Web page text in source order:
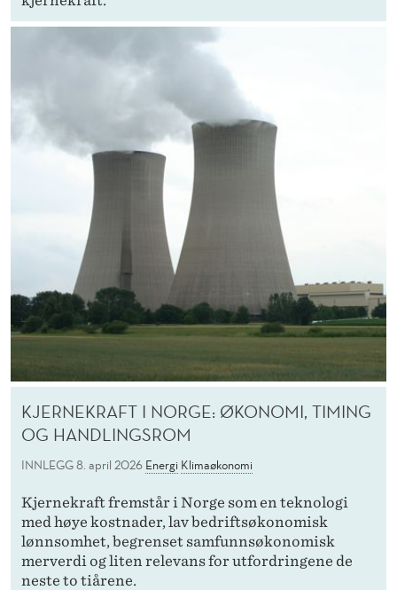
KJERNEKRAFT I NORGE: ØKONOMI, TIMING
OG HANDLINGSROM
INNLEGG8. april 2026 Energi Klimaøkonomi
Kjernekraft fremstår i Norge som en teknologi
med høye kostnader, lav bedriftsøkonomisk
lønnsomhet, begrenset samfunnsøkonomisk
merverdi og liten relevans for utfordringene de
neste to tiårene.